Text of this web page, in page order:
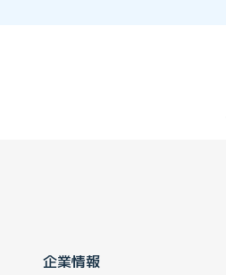
企業情報